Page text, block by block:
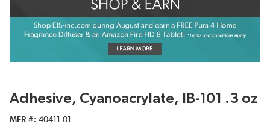
Adhesive, Cyanoacrylate, IB-101 .3 oz
MFR #
40411-01